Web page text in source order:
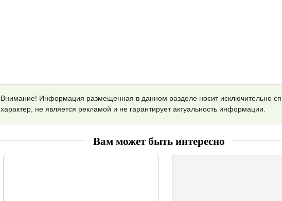
Внимание! Информация размещенная в данном разделе носит исключительно
характер, не является рекламой и не гарантирует актуальность информации.
Вам может быть интересно